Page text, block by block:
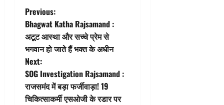
P
o
s
t
n
Previous:
Bhagwat Katha Rajsamand :
अटूट आस्था और सच्चे प्रेम से
भगवान हो जाते हैं भक्त के अधीन
Next:
SOG Investigation Rajsamand :
राजसमंद में बड़ा फर्जीवाड़ा! 19
चिकित्साकर्मी एसओजी के रडार पर